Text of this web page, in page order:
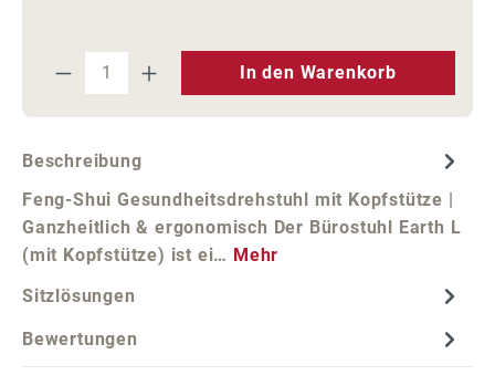
Produkt Anzahl: Gib den
In den Warenkorb
Beschreibung
Feng-Shui Gesundheitsdrehstuhl mit Kopfstütze |
Ganzheitlich & ergonomisch Der Bürostuhl Earth L
(mit Kopfstütze) ist ei… Mehr
Sitzlösungen
Bewertungen